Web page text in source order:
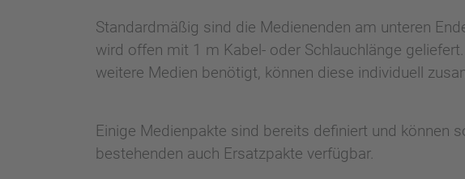
Standardmäßig sind die Medienenden am unteren
wird offen mit 1 m Kabel- oder Schlauchlänge
weitere Medien benötigt, können diese individuell
Einige Medienpakte sind bereits definiert und können
bestehenden auch Ersatzpakte verfügbar.